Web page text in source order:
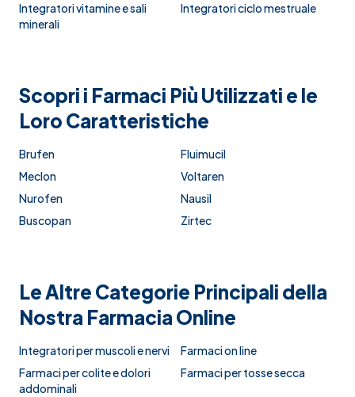
Integratori vitamine e sali
minerali
Integratori ciclo mestruale
Scopri i Farmaci Più Utilizzati e le
Loro Caratteristiche
Brufen
Fluimucil
Meclon
Voltaren
Nurofen
Nausil
Buscopan
Zirtec
Le Altre Categorie Principali della
Nostra Farmacia Online
Integratori per muscoli e nervi
Farmaci on line
Farmaci per colite e dolori
addominali
Farmaci per tosse secca